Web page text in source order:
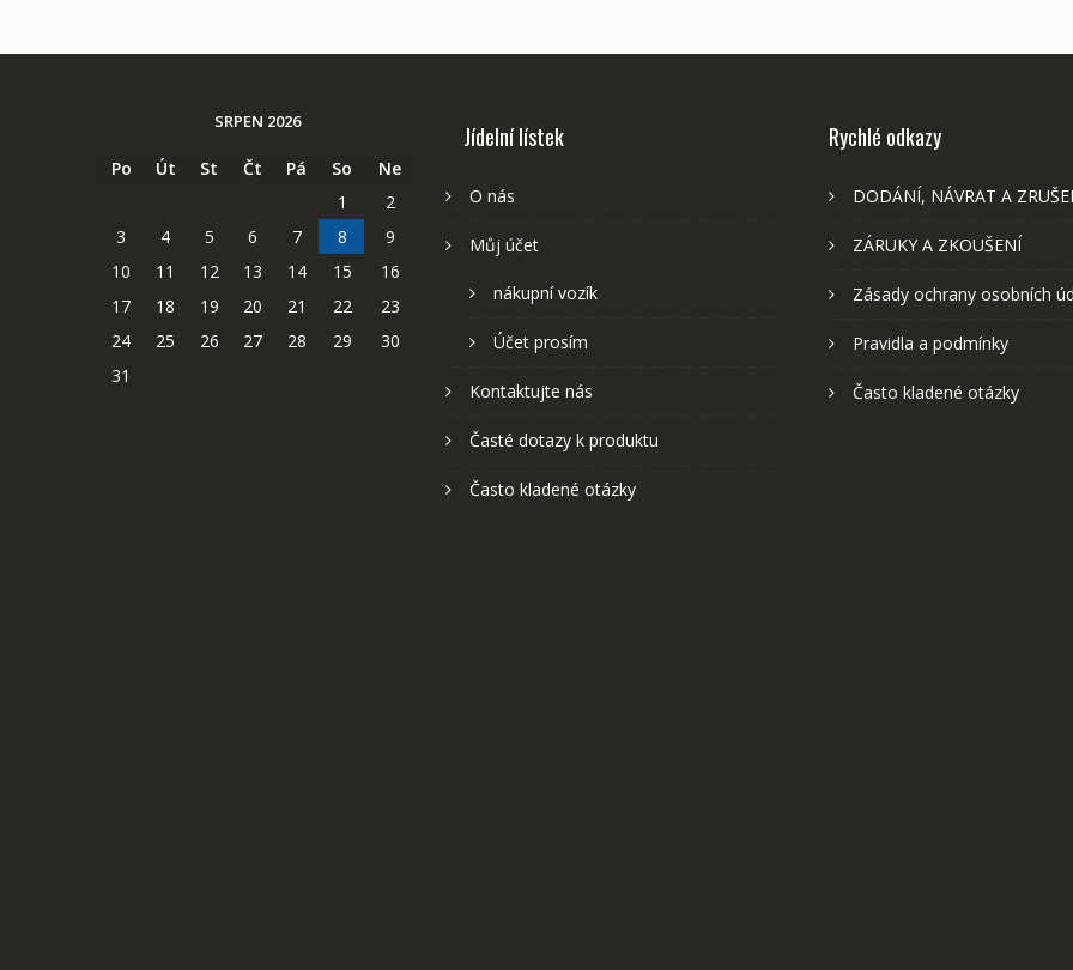
SRPEN 2026
Po Út St Čt Pá So
Ne
1
2
3
4 5 6 7 8
9
10
11 12 13 14 15
16
17
18 19 20 21 22
23
24
25 26 27 28 29
30
31
Jídelní lístek
O nás
Můj účet
nákupní vozík
Účet prosím
Kontaktujte nás
Časté dotazy k produktu
Často kladené otázky
Rychlé odkazy
DODÁNÍ, NÁVRAT A
ZÁRUKY A ZKOUŠENÍ
Zásady ochrany osobních
Pravidla a podmínky
Často kladené otázky